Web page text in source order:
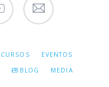
CURSOS
EVENTOS
BLOG MEDIA